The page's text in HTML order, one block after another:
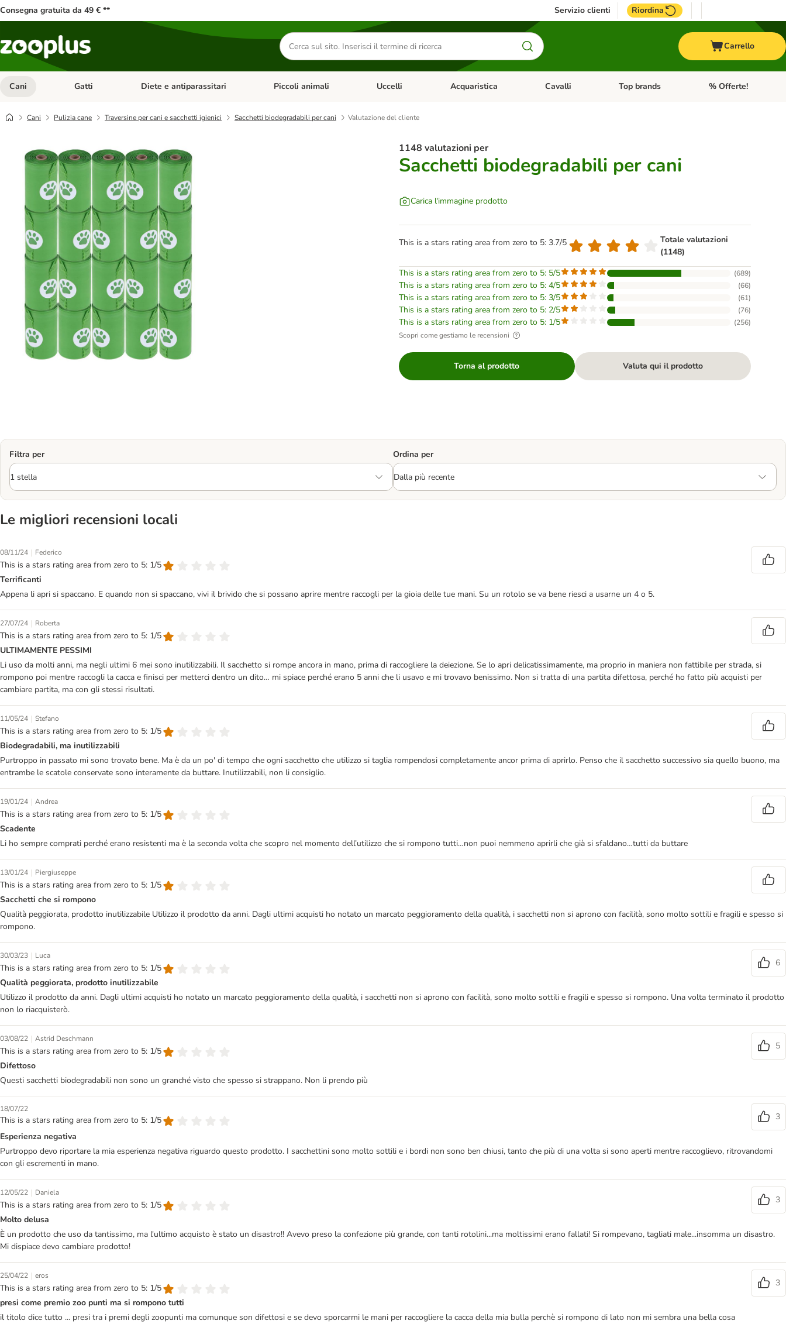
Consegna gratuita da 49 € ** Servizio clienti Riordina
Cerca
prodotti
Carrello
Cani Apri Menu Categoria: Cani
Gatti Apri Menu Categoria: Gatti
Diete e antiparassitari Apri Menu Categoria: Diete e antiparassitari
Piccoli animali Apri Menu Categoria: Piccoli animali
Uccelli Apri Menu Categoria: Uccelli
Acquaristica Apri Menu Categoria: Acquaristica
Cavalli Apri Menu Categoria: Cavalli
Top brands Apri Menu Categoria:
% Offerte!
Cani Pulizia cane Traversine per cani e sacchetti igienici Sacchetti biodegradabili per cani Valutazione del cliente
1148 valutazioni per
Sacchetti biodegradabili per cani
Carica l'immagine prodotto
This is a stars rating area from zero to 5: 3.7/5
Totale valutazioni
(1148)
This is a stars rating area from zero to 5: 5/5
(689)
This is a stars rating area from zero to 5: 4/5 (66)
This is a stars rating area from zero to 5: 3/5 (61)
This is a stars rating area from zero to 5: 2/5 (76)
This is a stars rating area from zero to 5: 1/5 (256)
Scopri come gestiamo le recensioni
Torna al prodotto Valuta qui il prodotto
Filtra per Ordina per
Le migliori recensioni locali
08/11/24 | Federico
This is a stars rating area from zero to 5: 1/5
Terrificanti
Appena li apri si spaccano. E quando non si spaccano, vivi il brivido che si possano aprire mentre raccogli per la gioia delle tue mani. Su un rotolo se va bene riesci a usarne un 4 o 5.
27/07/24 | Roberta
This is a stars rating area from zero to 5: 1/5
ULTIMAMENTE PESSIMI
Li uso da molti anni, ma negli ultimi 6 mei sono inutilizzabili. Il sacchetto si rompe ancora in mano, prima di raccogliere la deiezione. Se lo apri delicatissimamente, ma proprio in maniera non fattibile per strada, si
rompono poi mentre raccogli la cacca e finisci per metterci dentro un dito… mi spiace perché erano 5 anni che li usavo e mi trovavo benissimo. Non si tratta di una partita difettosa, perché ho fatto più acquisti per
cambiare partita, ma con gli stessi risultati.
11/05/24 | Stefano
This is a stars rating area from zero to 5: 1/5
Biodegradabili, ma inutilizzabili
Purtroppo in passato mi sono trovato bene. Ma è da un po' di tempo che ogni sacchetto che utilizzo si taglia rompendosi completamente ancor prima di aprirlo. Penso che il sacchetto successivo sia quello buono, ma
entrambe le scatole conservate sono interamente da buttare. Inutilizzabili, non li consiglio.
19/01/24 | Andrea
This is a stars rating area from zero to 5: 1/5
Scadente
Li ho sempre comprati perché erano resistenti ma è la seconda volta che scopro nel momento dell’utilizzo che si rompono tutti…non puoi nemmeno aprirli che già si sfaldano…tutti da buttare
13/01/24 | Piergiuseppe
This is a stars rating area from zero to 5: 1/5
Sacchetti che si rompono
Qualità peggiorata, prodotto inutilizzabile Utilizzo il prodotto da anni. Dagli ultimi acquisti ho notato un marcato peggioramento della qualità, i sacchetti non si aprono con facilità, sono molto sottili e fragili e spesso si
rompono.
30/03/23 | Luca
This is a stars rating area from zero to 5: 1/5
6
Qualità peggiorata, prodotto inutilizzabile
Utilizzo il prodotto da anni. Dagli ultimi acquisti ho notato un marcato peggioramento della qualità, i sacchetti non si aprono con facilità, sono molto sottili e fragili e spesso si rompono. Una volta terminato il prodotto
non lo riacquisterò.
03/08/22 | Astrid Deschmann
This is a stars rating area from zero to 5: 1/5
5
Difettoso
Questi sacchetti biodegradabili non sono un granché visto che spesso si strappano. Non li prendo più
18/07/22
This is a stars rating area from zero to 5: 1/5
3
Esperienza negativa
Purtroppo devo riportare la mia esperienza negativa riguardo questo prodotto. I sacchettini sono molto sottili e i bordi non sono ben chiusi, tanto che più di una volta si sono aperti mentre raccoglievo, ritrovandomi
con gli escrementi in mano.
12/05/22 | Daniela
This is a stars rating area from zero to 5: 1/5
3
Molto delusa
È un prodotto che uso da tantissimo, ma l'ultimo acquisto è stato un disastro!! Avevo preso la confezione più grande, con tanti rotolini...ma moltissimi erano fallati! Si rompevano, tagliati male...insomma un disastro.
Mi dispiace devo cambiare prodotto!
25/04/22 | eros
This is a stars rating area from zero to 5: 1/5
3
presi come premio zoo punti ma si rompono tutti
il titolo dice tutto ... presi tra i premi degli zoopunti ma comunque son difettosi e se devo sporcarmi le mani per raccogliere la cacca della mia bulla perchè si rompono di lato non mi sembra una bella cosa